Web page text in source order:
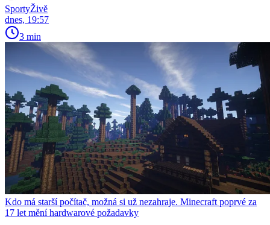
SportyŽivě
dnes, 19:57
3 min
Kdo má starší počítač, možná si už nezahraje. Minecraft poprvé za
17 let mění hardwarové požadavky